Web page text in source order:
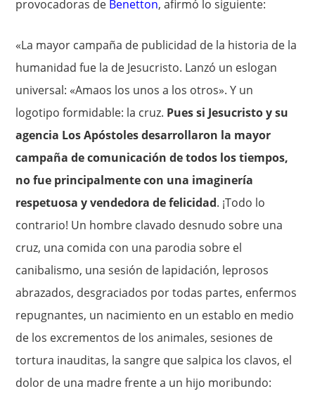
provocadoras de Benetton, afirmó lo siguiente:
«La mayor campaña de publicidad de la historia de la
humanidad fue la de Jesucristo. Lanzó un eslogan
universal: «Amaos los unos a los otros». Y un
logotipo formidable: la cruz. Pues si Jesucristo y su
agencia Los Apóstoles desarrollaron la mayor
campaña de comunicación de todos los tiempos,
no fue principalmente con una imaginería
respetuosa y vendedora de felicidad. ¡Todo lo
contrario! Un hombre clavado desnudo sobre una
cruz, una comida con una parodia sobre el
canibalismo, una sesión de lapidación, leprosos
abrazados, desgraciados por todas partes, enfermos
repugnantes, un nacimiento en un establo en medio
de los excrementos de los animales, sesiones de
tortura inauditas, la sangre que salpica los clavos, el
dolor de una madre frente a un hijo moribundo: